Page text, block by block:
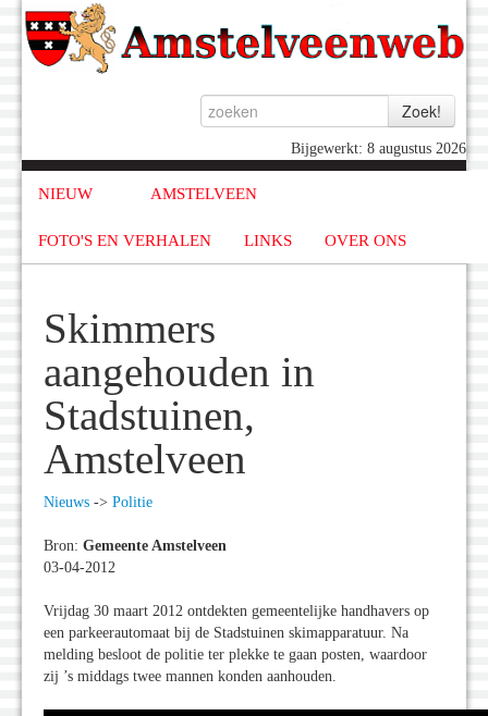
Bijgewerkt: 8 augustus 2026
NIEUW AMSTELVEEN
FOTO'S EN VERHALEN LINKS OVER ONS
Skimmers
aangehouden in
Stadstuinen,
Amstelveen
Nieuws -> Politie
Bron: Gemeente Amstelveen
03-04-2012
Vrijdag 30 maart 2012 ontdekten gemeentelijke handhavers op
een parkeerautomaat bij de Stadstuinen skimapparatuur. Na
melding besloot de politie ter plekke te gaan posten, waardoor
zij ’s middags twee mannen konden aanhouden.